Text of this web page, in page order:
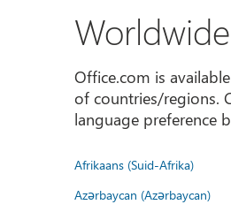
Worldwide
Office.com is
of countries/regions.
language preference
Afrikaans (Suid-Afrika)
Azərbaycan (Azərbaycan)